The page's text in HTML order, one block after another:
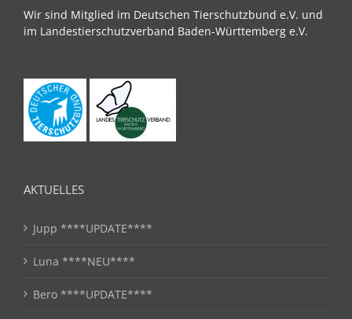
Wir sind Mitglied im Deutschen Tierschutzbund e.V. und
im Landestierschutzverband Baden-Württemberg e.V.
AKTUELLES
Jupp ****UPDATE****
Luna ****NEU****
Bero ****UPDATE****